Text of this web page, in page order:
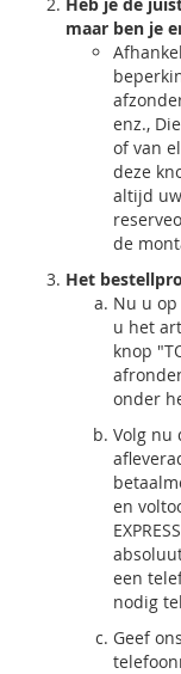
maar ben je
enz.,
of van
deze
altijd
de
Het
Nu u
u het
knop
onder
Volg nu
en
een
nodig
Geef